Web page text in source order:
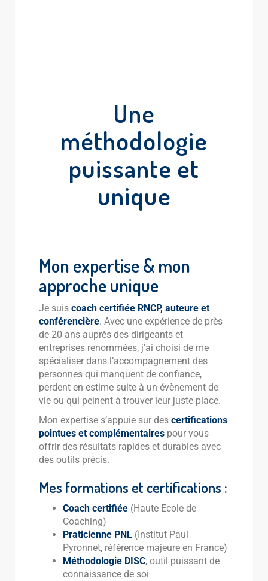
Une
méthodologie
puissante et
unique
Mon expertise & mon
approche unique
Je suis coach certifiée RNCP, auteure et
conférencière. Avec une expérience de près
de 20 ans auprès des dirigeants et
entreprises renommées, j'ai choisi de me
spécialiser dans l’accompagnement des
personnes qui manquent de confiance,
perdent en estime suite à un évènement de
vie ou qui peinent à trouver leur juste place.
Mon expertise s’appuie sur des certifications
pointues et complémentaires pour vous
offrir des résultats rapides et durables avec
des outils précis.
Mes formations et certifications :
Coach certifiée (Haute Ecole de
Coaching)
Praticienne PNL (Institut Paul
Pyronnet, référence majeure en France)
Méthodologie DISC, outil puissant de
connaissance de soi